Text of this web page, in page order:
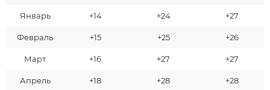
Январь +14 +24 +27
Февраль +15 +25 +26
Март +16 +27 +27
Апрель +18 +28 +28